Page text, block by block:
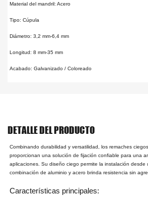
Material del mandril: Acero
Tipo: Cúpula
Diámetro: 3,2 mm-6,4 mm
Longitud: 8 mm-35 mm
Acabado: Galvanizado / Coloreado
DETALLE DEL PRODUCTO
Combinando durabilidad y versatilidad, los remaches
proporcionan una solución de fijación confiable para una
aplicaciones. Su diseño ciego permite la instalación desde
combinación de aluminio y acero brinda resistencia sin
Características principales: